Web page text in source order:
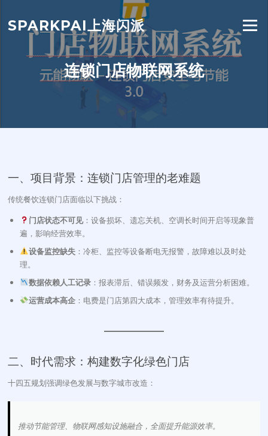
content
SPARKPAI上海闪派 Menu
连锁门店物联网系统
一、项目背景：连锁门店管理的老难题
传统餐饮连锁门店面临以下挑战：
门店状态不可见：设备损坏、遗忘关机、空调长时间开启等现象普
遍，影响经营效率。
设备监控缺失 ：冷柜、监控等设备断电无报警，故障难以及时处
理。
数据依赖人工记录 ：报表滞后、错误频发，财务及运营分析困难。
运营成本高企 ：电费是门店第四大成本，管理效率有待提升。
二、时代需求：构建数字化绿色门店
十四五规划强调绿色发展与数字城市改造：
推动节能管理、物联网感知设施融合，全面提升能源效率。